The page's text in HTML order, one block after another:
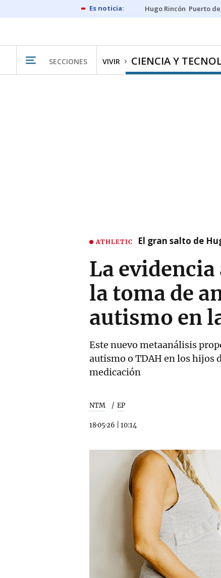
Hugo Rincón Puerto
SECCIONES VIVIR CIENCIA Y
ATHLETIC El gran salto de
La
la toma de
autismo en
Este nuevo metaanálisis
autismo o TDAH en los hijos
medicación
NTM EP
18·05·26 10:14